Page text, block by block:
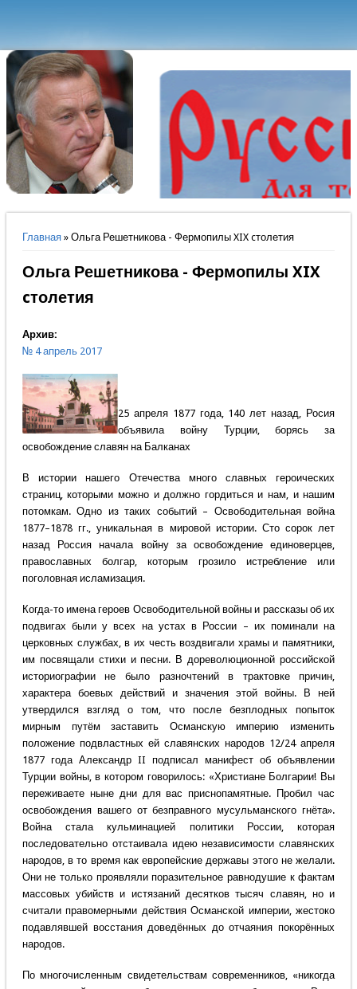
Вы здесь
Главная» Ольга Решетникова - Фермопилы XIX cтолетия
Ольга Решетникова - Фермопилы XIX
cтолетия
Архив:
№ 4 апрель 2017
25 апреля 1877 года, 140 лет назад, Росия
объявила войну Турции, борясь за
освобождение славян на Балканах
В истории нашего Отечества много славных героических
страниц, которыми можно и должно гордиться и нам, и нашим
потомкам. Одно из таких событий – Освободительная война
1877–1878 гг., уникальная в мировой истории. Сто сорок лет
назад Россия начала войну за освобождение единоверцев,
православных болгар, которым грозило истребление или
поголовная исламизация.
Когда-то имена героев Освободительной войны и рассказы об их
подвигах были у всех на устах в России – их поминали на
церковных службах, в их честь воздвигали храмы и памятники,
им посвящали стихи и песни. В дореволюционной российской
историографии не было разночтений в трактовке причин,
характера боевых действий и значения этой войны. В ней
утвердился взгляд о том, что после безплодных попыток
мирным путём заставить Османскую империю изменить
положение подвластных ей славянских народов 12/24 апреля
1877 года Александр II подписал манифест об объявлении
Турции войны, в котором говорилось: «Христиане Болгарии! Вы
переживаете ныне дни для вас приснопамятные. Пробил час
освобождения вашего от безправного мусульманского гнёта».
Война стала кульминацией политики России, которая
последовательно отстаивала идею независимости славянских
народов, в то время как европейские державы этого не желали.
Они не только проявляли поразительное равнодушие к фактам
массовых убийств и истязаний десятков тысяч славян, но и
считали правомерными действия Османской империи, жестоко
подавлявшей восстания доведённых до отчаяния покорённых
народов.
По многочисленным свидетельствам современников, «никогда